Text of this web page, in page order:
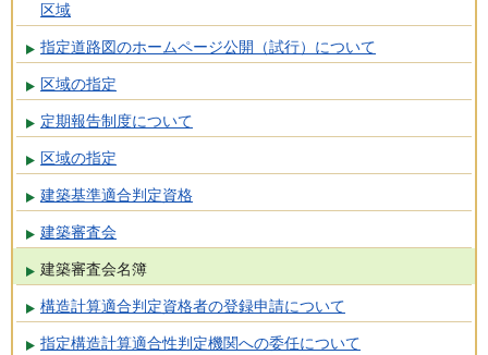
区域
指定道路図のホームページ公開（試行）について
区域の指定
定期報告制度について
区域の指定
建築基準適合判定資格
建築審査会
建築審査会名簿
構造計算適合判定資格者の登録申請について
指定構造計算適合性判定機関への委任について